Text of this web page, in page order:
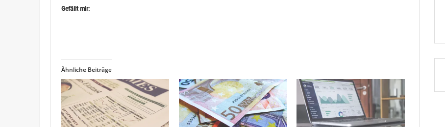
Gefällt mir:
Ähnliche Beiträge